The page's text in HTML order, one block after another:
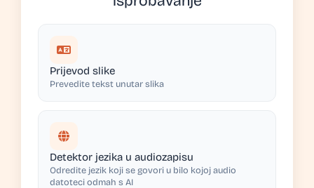
Prijevod slike
Prevedite tekst unutar slika
Detektor jezika u audiozapisu
Odredite jezik koji se govori u bilo kojoj audio
datoteci odmah s AI